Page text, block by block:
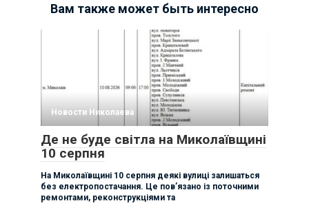
Вам также может быть интересно
Новости Николаева
Де не буде світла на Миколаївщині
10 серпня
На Миколаївщині 10 серпня деякі вулиці залишаться
без електропостачання. Це пов’язано із поточними
ремонтами, реконструкціями та